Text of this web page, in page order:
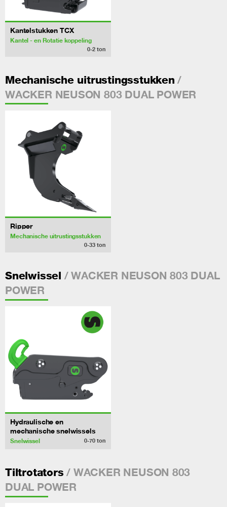
Kantelstukken TCX
Kantel - en Rotatie koppeling
0-2 ton
Mechanische uitrustingsstukken /
WACKER NEUSON 803 DUAL POWER
Ripper
Mechanische uitrustingsstukken
0-33 ton
Snelwissel / WACKER NEUSON 803 DUAL
POWER
Hydraulische en
mechanische snelwissels
Snelwissel 0-70 ton
Tiltrotators / WACKER NEUSON 803
DUAL POWER